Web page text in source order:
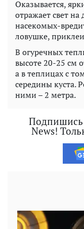
Оказывается,
отражает свет
насекомых-
ловушке,
В огуречных
высоте 20-25 см
а в теплицах с
середины куста.
ними – 2 метра.
Подпишись
News!